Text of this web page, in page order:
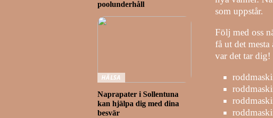
som uppstår.
Följ med oss
få ut det
var det tar dig!
poolunderhåll
HÄLSA
Naprapater i Sollentuna
kan hjälpa dig med dina
besvär